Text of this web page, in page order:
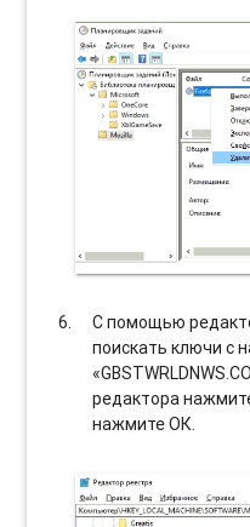
С помощью
поискать ключи с
редактора
нажмите ОК.